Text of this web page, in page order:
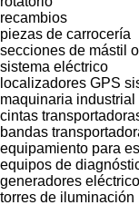
recambios
piezas de carrocería
secciones de mástil
sistema eléctrico
localizadores GPS
maquinaria industrial
cintas
bandas
equipamiento para
equipos de
generadores
torres de iluminación